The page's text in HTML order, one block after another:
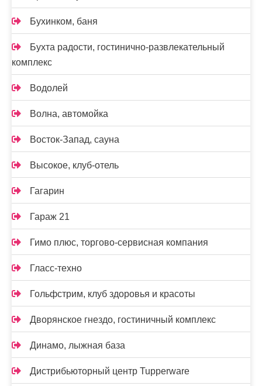
Бухинком, баня
Бухта радости, гостинично-развлекательный
комплекс
Водолей
Волна, автомойка
Восток-Запад, сауна
Высокое, клуб-отель
Гагарин
Гараж 21
Гимо плюс, торгово-сервисная компания
Гласс-техно
Гольфстрим, клуб здоровья и красоты
Дворянское гнездо, гостиничный комплекс
Динамо, лыжная база
Дистрибьюторный центр Tupperware